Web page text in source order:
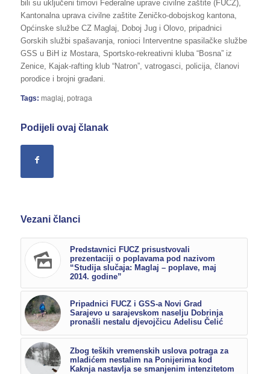
bili su uključeni timovi Federalne uprave civilne zaštite (FUCZ),
Kantonalna uprava civilne zaštite Zeničko-dobojskog kantona,
Općinske službe CZ Maglaj, Doboj Jug i Olovo, pripadnici
Gorskih službi spašavanja, ronioci Interventne spasilačke službe
GSS u BiH iz Mostara, Sportsko-rekreativni kluba “Bosna” iz
Zenice, Kajak-rafting klub “Natron”, vatrogasci, policija, članovi
porodice i brojni građani.
Tags: maglaj potraga
Podijeli ovaj članak
Vezani članci
Predstavnici FUCZ prisustvovali
prezentaciji o poplavama pod nazivom
“Studija slučaja: Maglaj – poplave, maj
2014. godine”
Pripadnici FUCZ i GSS-a Novi Grad
Sarajevo u sarajevskom naselju Dobrinja
pronašli nestalu djevojčicu Adelisu Čelić
Zbog teških vremenskih uslova potraga za
mladićem nestalim na Ponijerima kod
Kaknja nastavlja se smanjenim intenzitetom